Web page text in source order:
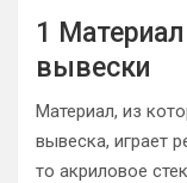
1
вывески
Материал, из
вывеска, играет
то акриловое